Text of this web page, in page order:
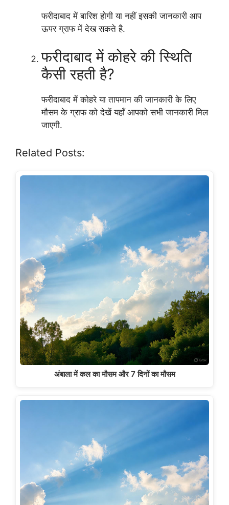
फरीदाबाद में बारिश होगी या नहीं इसकी जानकारी आप
ऊपर ग्राफ में देख सकते है.
फरीदाबाद में कोहरे की स्थिति
कैसी रहती है?
फरीदाबाद में कोहरे या तापमान की जानकारी के लिए
मौसम के ग्राफ को देखें यहाँ आपको सभी जानकारी मिल
जाएगी.
Related Posts:
अंबाला में कल का मौसम और 7 दिनों का मौसम